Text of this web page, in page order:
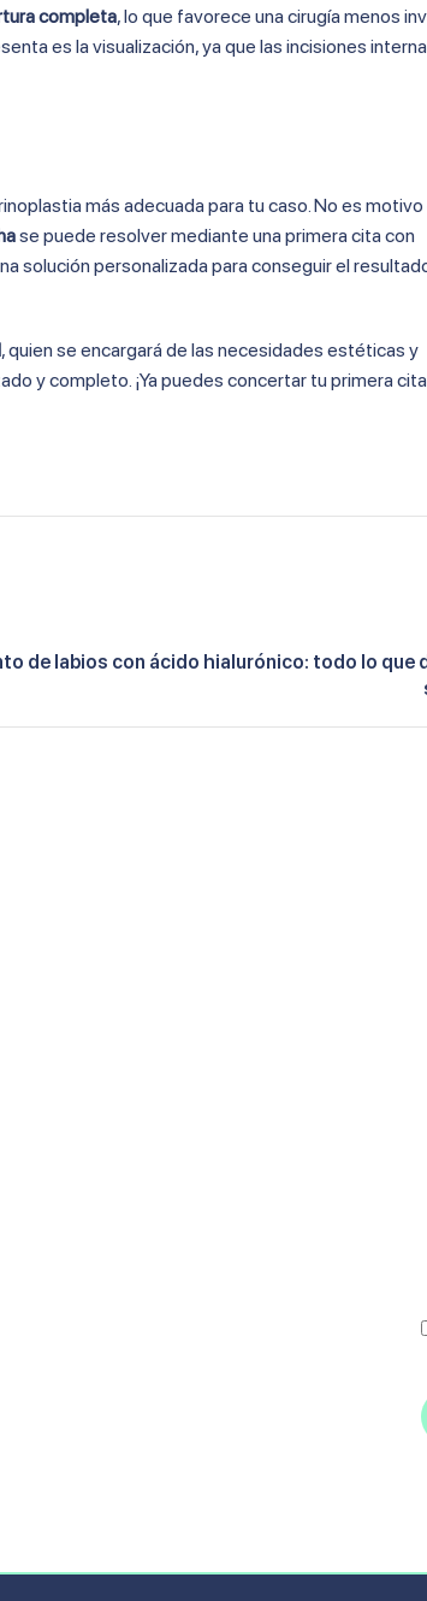
completa, lo que favorece una cirugía menos
es la visualización, ya que las incisiones
más adecuada para tu caso. No es motivo
se puede resolver mediante una primera cita con
solución personalizada para conseguir el
, quien se encargará de las necesidades estéticas y
y completo. ¡Ya puedes concertar tu primera
de labios con ácido hialurónico: todo lo que